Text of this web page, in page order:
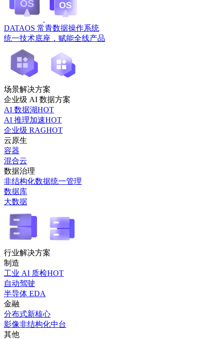
DATAOS 常青数据操作系统
统一技术底座，赋能全线产品
场景解决方案
企业级 AI 数据方案
AI 数据湖HOT
AI 推理加速HOT
企业级 RAGHOT
云原生
容器
混合云
数据治理
非结构化数据统一管理
数据库
大数据
行业解决方案
制造
工业 AI 质检HOT
自动驾驶
半导体 EDA
金融
分布式新核心
影像非结构化中台
其他